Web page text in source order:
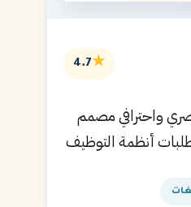
★
4.7
واحترافي مصمم
أنظمة التوظيف